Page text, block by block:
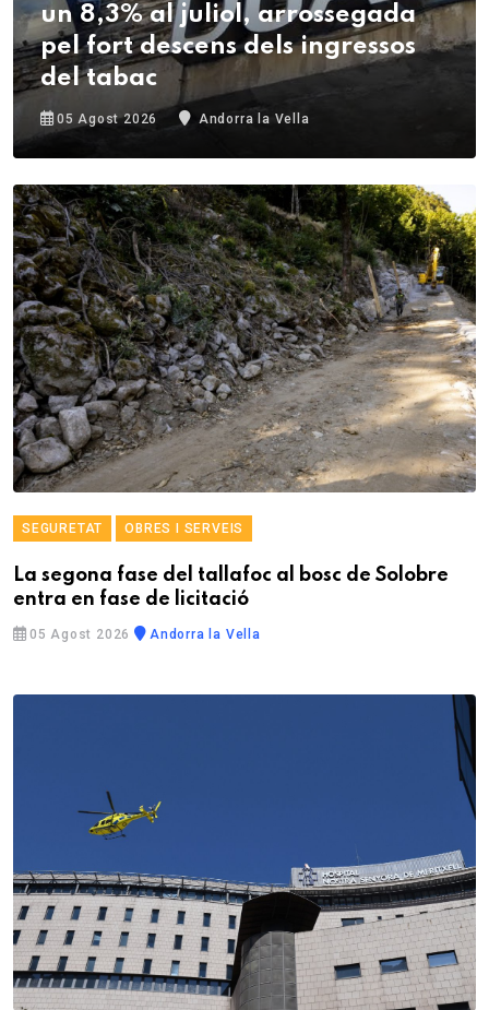
un 8,3% al juliol, arrossegada
pel fort descens dels ingressos
del tabac
05 Agost 2026 Andorra la Vella
SEGURETAT OBRES I SERVEIS
La segona fase del tallafoc al bosc de Solobre
entra en fase de licitació
05 Agost 2026 Andorra la Vella